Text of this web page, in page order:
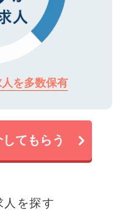
を多数保有
てもらう
を探す